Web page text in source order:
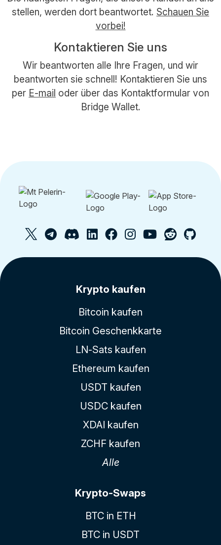
stellen, werden dort beantwortet. Schauen Sie
vorbei!
Kontaktieren Sie uns
Wir beantworten alle Ihre Fragen, und wir
beantworten sie schnell! Kontaktieren Sie uns
per E-mail oder über das Kontaktformular von
Bridge Wallet.
Krypto kaufen
Bitcoin kaufen
Bitcoin Geschenkkarte
LN-Sats kaufen
Ethereum kaufen
USDT kaufen
USDC kaufen
XDAI kaufen
ZCHF kaufen
Alle
Krypto-Swaps
BTC in ETH
BTC in USDT